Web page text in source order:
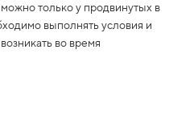
только у продвинутых в
выполнять условия и
во время